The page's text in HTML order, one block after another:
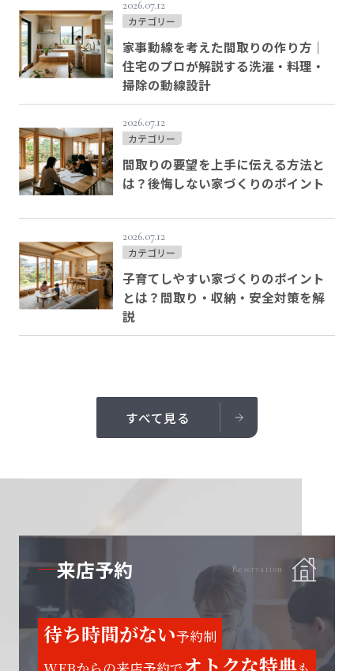
2026.07.12
カテゴリー
家事動線を考えた間取りの作り方｜
住宅のプロが解説する洗濯・料理・
掃除の動線設計
2026.07.12
カテゴリー
間取りの要望を上手に伝える方法と
は？後悔しない家づくりのポイント
2026.07.12
カテゴリー
子育てしやすい家づくりのポイント
とは？間取り・収納・安全対策を解
説
すべて見る
Reservation
来店予約
待ち時間がない予約制